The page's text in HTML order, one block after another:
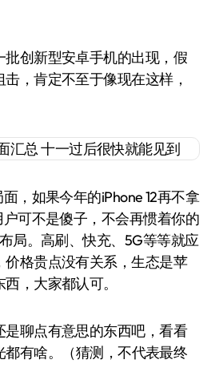
创新型安卓手机的出现，假
，肯定不至于像现在这样，
，如果今年的iPhone 12再不拿
户可不是傻子，不会再惯着你的
局。高刷、快充、5G等等就应
格贵点没有关系，生态是苹
，大家都认可。
聊点有意思的东西吧，看看
都有啥。（猜测，不代表最终